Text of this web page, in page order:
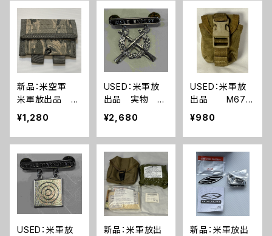
ヨーテ(A0272)
カラー(A0273)
新品：米空軍
米軍放出品 デ
ジタルタイガー
迷彩 ABU ユ
ーティリティーポ
¥1,280
USED：米軍放
出品 実物 ラ
イフル エキス
パート 勲章(A
0274)
¥2,680
USED：米軍放
出品 M67
グレネードポー
MC 海兵隊(A0
262)
¥980
USED：米軍放
新品：米軍放出
新品：米軍放出